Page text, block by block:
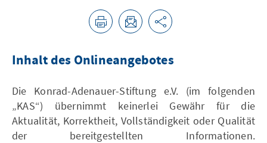
Inhalt des Onlineangebotes
Die Konrad-Adenauer-Stiftung e.V. (im folgenden
„KAS“) übernimmt keinerlei Gewähr für die
Aktualität, Korrektheit, Vollständigkeit oder Qualität
der bereitgestellten Informationen.